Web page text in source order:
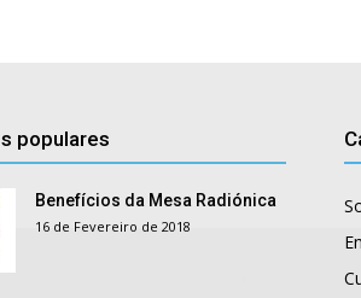
populares
Benefícios da Mesa Radiónica
16 de Fevereiro de 2018